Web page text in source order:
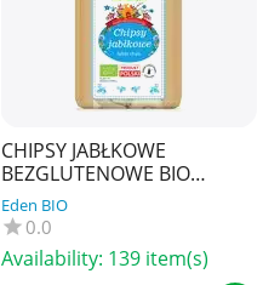
CHIPSY JABŁKOWE
BEZGLUTENOWE BIO
(POLSKA) 50 g - BIO RAJ
Eden BIO
0.0
Availability: 139 item(s)